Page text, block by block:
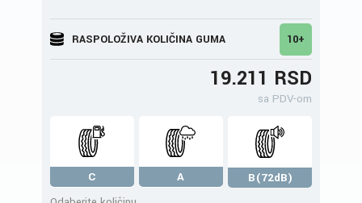
RASPOLOŽIVA KOLIČINA GUMA 10+
19.211 RSD
sa PDV-om
C A
B(72dB)